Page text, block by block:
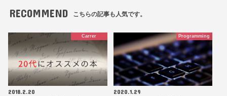
RECOMMEND こちらの記事も人気です。
Carrer
2018.2.20
Programming
2020.1.29